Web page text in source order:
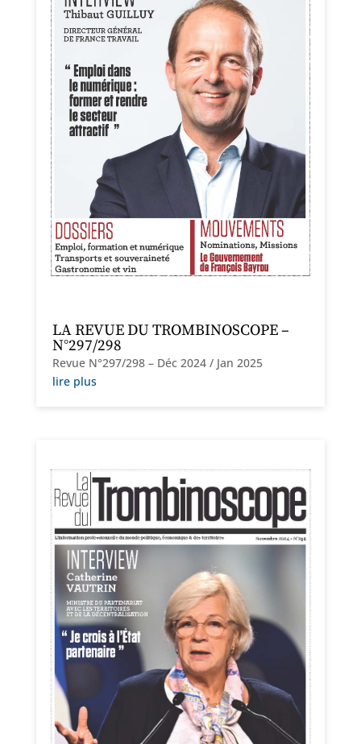
LA REVUE DU TROMBINOSCOPE –
N°297/298
Revue N°297/298 – Déc 2024 / Jan 2025
lire plus